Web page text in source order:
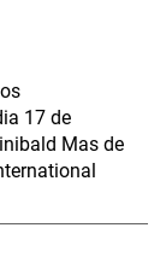
17 de
Mas de